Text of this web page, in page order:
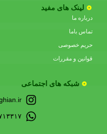
لینک های مفید
درباره ما
تماس باما
حریم خصوصی
قوانین و مقررات
شبکه های اجتماعی